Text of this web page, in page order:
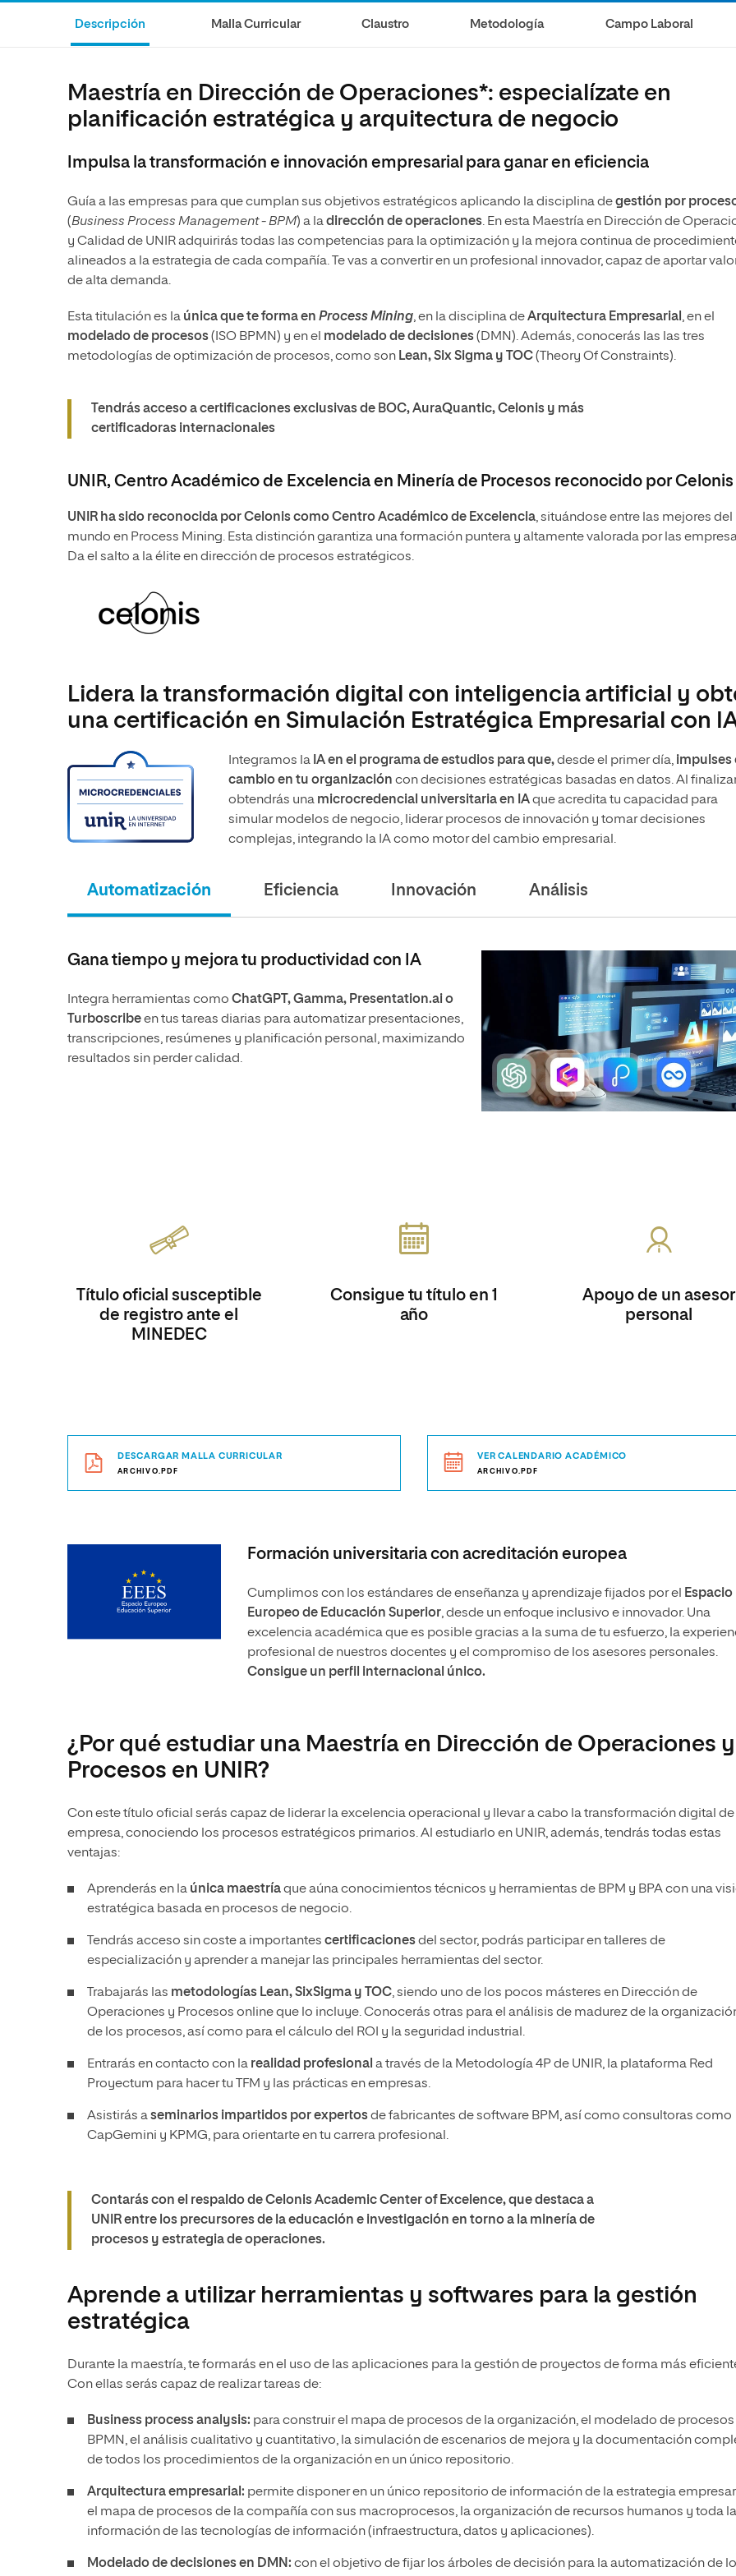
Marketing y Comunicación
Diseño
Maestría Universitaria en Dirección del Comercio y
Ciencias Sociales y del Trabajo
Marketing y Comunicación
Música
Descripción Malla Curricular Claustro Metodología Campo Laboral
Maestría en Dirección de Operaciones*: especialízate en
planificación estratégica y arquitectura de negocio
Impulsa la transformación e innovación empresarial para ganar en eficiencia
Guía a las empresas para que cumplan sus objetivos estratégicos aplicando la disciplina degestión por
(Business Process Management - BPM) a ladirección de operaciones. En esta Maestría en Dirección de
y Calidad de UNIR adquirirás todas las competencias para la optimización y la mejora continua de
alineados a la estrategia de cada compañía. Te vas a convertir en un profesional innovador, capaz de aportar
de alta demanda.
Esta titulación es la única que te forma en Process Mining, en la disciplina deArquitectura Empresarial , en el
modelado de procesos(ISO BPMN) y en el modelado de decisiones(DMN). Además, conocerás las las tres
metodologías de optimización de procesos, como son Lean, Six Sigma y TOC(Theory Of Constraints).
Tendrás acceso a certificaciones exclusivas de BOC, AuraQuantic, Celonis y más
certificadoras internacionales
UNIR, Centro Académico de Excelencia en Minería de Procesos reconocido por Celonis
UNIR ha sido reconocida por Celonis como Centro Académico de Excelencia, situándose entre las mejores del
mundo en Process Mining. Esta distinción garantiza una formación puntera y altamente valorada por las
Da el salto a la élite en dirección de procesos estratégicos.
Lidera la transformación digital con inteligencia artificial y
una certificación en Simulación Estratégica Empresarial con
Integramos la IA en el programa de estudios para que,desde el primer día, impulses
cambio en tu organización con decisiones estratégicas basadas en datos. Al
obtendrás una microcredencial universitaria en IAque acredita tu capacidad para
simular modelos de negocio, liderar procesos de innovación y tomar decisiones
complejas, integrando la IA como motor del cambio empresarial.
Automatización Eficiencia Innovación Análisis
Gana tiempo y mejora tu productividad con IA
Integra herramientas como ChatGPT, Gamma, Presentation.ai o
Turboscribeen tus tareas diarias para automatizar presentaciones,
transcripciones, resúmenes y planificación personal, maximizando
resultados sin perder calidad.
Título oficial susceptible
de registro ante el
MINEDEC
Consigue tu título en 1
año
Apoyo de un asesor
personal
DESCARGAR MALLA CURRICULAR
ARCHIVO.PDF
VER CALENDARIO ACADÉMICO
ARCHIVO.PDF
Formación universitaria con acreditación europea
Cumplimos con los estándares de enseñanza y aprendizaje fijados por el
Espacio
Europeo de Educación Superior, desde un enfoque inclusivo e innovador. Una
excelencia académica que es posible gracias a la suma de tu esfuerzo, la
profesional de nuestros docentes y el compromiso de los asesores personales.
Consigue un perfil internacional único.
¿Por qué estudiar una Maestría en Dirección de Operaciones y
Procesos en UNIR?
Con este título oficial serás capaz de liderar la excelencia operacional y llevar a cabo la transformación digital de
empresa, conociendo los procesos estratégicos primarios. Al estudiarlo en UNIR, además, tendrás todas estas
ventajas:
Aprenderás en la única maestríaque aúna conocimientos técnicos y herramientas de BPM y BPA con una
estratégica basada en procesos de negocio.
Tendrás acceso sin coste a importantes certificacionesdel sector, podrás participar en talleres de
especialización y aprender a manejar las principales herramientas del sector.
Trabajarás las metodologías Lean, SixSigma y TOC, siendo uno de los pocos másteres en Dirección de
Operaciones y Procesos online que lo incluye. Conocerás otras para el análisis de madurez de la
de los procesos, así como para el cálculo del ROI y la seguridad industrial.
Entrarás en contacto con la realidad profesional a través de la Metodología 4P de UNIR, la plataforma Red
Proyectum para hacer tu TFM y las prácticas en empresas.
Asistirás aseminarios impartidos por expertosde fabricantes de software BPM, así como consultoras como
CapGemini y KPMG, para orientarte en tu carrera profesional.
Contarás con el respaldo de Celonis Academic Center of Excelence, que destaca a
UNIR entre los precursores de la educación e investigación en torno a la minería de
procesos y estrategia de operaciones.
Aprende a utilizar herramientas y softwares para la gestión ​​
estratégica
Durante la maestría, te formarás en el uso de las aplicaciones para la gestión de proyectos de forma más
Con ellas serás capaz de realizar tareas de:
Business process analysis: para construir el mapa de procesos de la organización, el modelado de procesos
BPMN, el análisis cualitativo y cuantitativo, la simulación de escenarios de mejora y la documentación
de todos los procedimientos de la organización en un único repositorio.
Arquitectura empresarial: permite disponer en un único repositorio de información de la estrategia
el mapa de procesos de la compañía con sus macroprocesos, la organización de recursos humanos y toda la
información de las tecnologías de información (infraestructura, datos y aplicaciones).
Modelado de decisiones en DMN: con el objetivo de fijar los árboles de decisión para la automatización de